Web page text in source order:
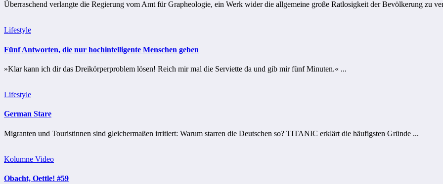
Überraschend verlangte die Regierung vom Amt für Grapheologie, ein Werk wider die allgemeine große Ratlosigkeit der Bevölkerung zu
Lifestyle
Fünf Antworten, die nur hochintelligente Menschen geben
»Klar kann ich dir das Dreikörperproblem lösen! Reich mir mal die Serviette da und gib mir fünf Minuten.« ...
Lifestyle
German Stare
Migranten und Touristinnen sind gleichermaßen irritiert: Warum starren die Deutschen so? TITANIC erklärt die häufigsten Gründe ...
Kolumne Video
Obacht, Oettle! #59